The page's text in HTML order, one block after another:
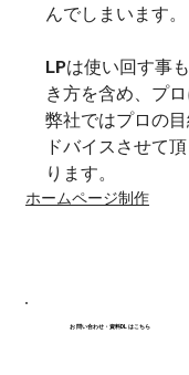
んでしまいます。
LPは使い回す事
き方を含め、プ
弊社ではプロの
ドバイスさせて
ります。
ホームページ制作
お問い合わせ・資料DLはこちら